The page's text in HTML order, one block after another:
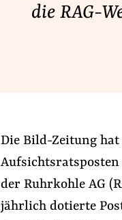
die RAG-
Die Bild-Zeitung
der Ruhrkohle AG
jährlich dotierte